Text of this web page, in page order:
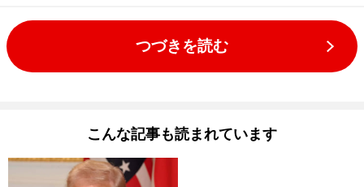
つづきを読む
こんな記事も読まれています